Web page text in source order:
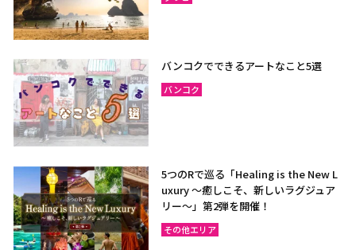
バンコクでできるアートなこと5選
バンコク
5つのRで巡る「Healing is the New L
uxury ～癒しこそ、新しいラグジュア
リー〜」第2弾を開催！
その他エリア